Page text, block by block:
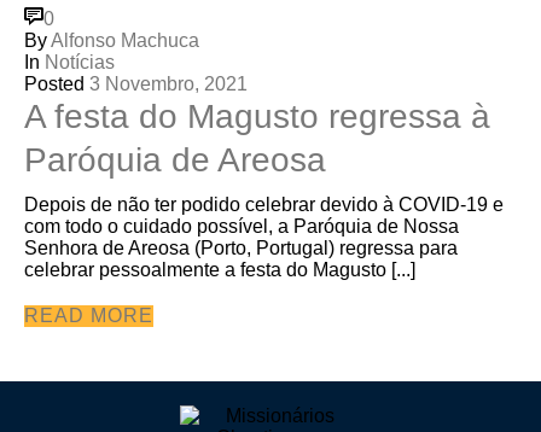
0
ByAlfonso Machuca
In Notícias
Posted 3 Novembro, 2021
A festa do Magusto regressa à
Paróquia de Areosa
Depois de não ter podido celebrar devido à COVID-19 e
com todo o cuidado possível, a Paróquia de Nossa
Senhora de Areosa (Porto, Portugal) regressa para
celebrar pessoalmente a festa do Magusto [...]
READ MORE